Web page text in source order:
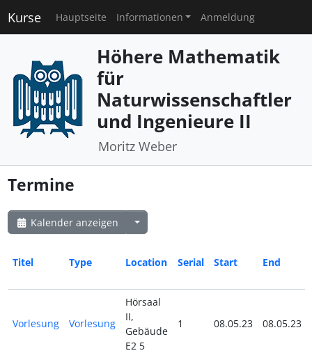
Kurse Hauptseite Informationen Anmeldung
Höhere Mathematik
für
Naturwissenschaftler
und Ingenieure II
Moritz Weber
Termine
Kalender anzeigen
Titel Type Location Serial Start End
Vorlesung Vorlesung
Hörsaal
II,
Gebäude
E2 5
1 08.05.23 08.05.23